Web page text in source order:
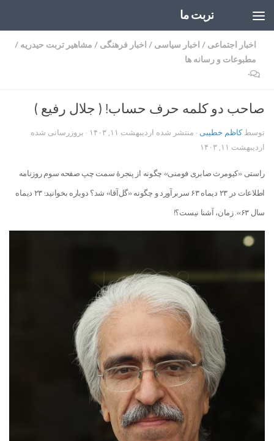
تربت ما
اخبار اجتماعی / اخبار سیاسی / اخبار فرهنگی / مشاهیر تربت حیدریه /
مطبوعات و رسانه ها
۰
صاحب دو کلمه حرف حساب! ( جلال رفیع )
توسطکاظم خطیبی · منتشر شده اردیبهشت ۱۱, ۱۴۰۳
· بروزرسانی شده
اردیبهشت ۱۱, ۱۴۰۳
راستی «کیومرث صابری فومنی» چگونه از پنجرۀ سمت چپ صفحه سوم روزنامه
اطلاعات در ۲۳ دیماه ۶۳ سربرآورد و چگونه «گل‌آقا» شد؟ دوباره بخوانید: ۲۳ دیماه
سال ۶۳». زمان، آشنا نیست؟!